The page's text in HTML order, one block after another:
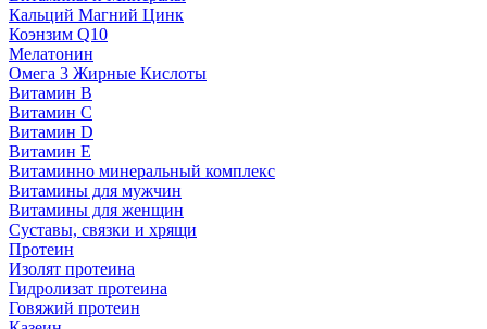
Кальций Магний Цинк
Коэнзим Q10
Мелатонин
Омега 3 Жирные Кислоты
Витамин B
Витамин C
Витамин D
Витамин E
Витаминно минеральный комплекс
Витамины для мужчин
Витамины для женщин
Суставы, связки и хрящи
Протеин
Изолят протеина
Гидролизат протеина
Говяжий протеин